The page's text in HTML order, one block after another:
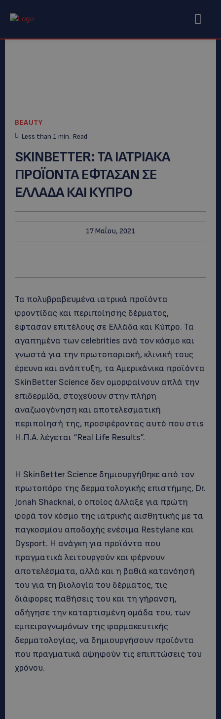
BEAUTY
Less than 1 min. Read
SKINBETTER: ΤΑ ΙΑΤΡΙΑΚΑ
ΠΡΟΪΟΝΤΑ ΕΦΤΑΣΑΝ ΣΕ
ΕΛΛΑΔΑ ΚΑΙ ΚΥΠΡΟ
17 Μαΐου, 2021
Τα πολυβραβευμένα ιατρικά προϊόντα
φροντίδας και περιποίησης δέρματος,
έφτασαν επιτέλους σε Ελλάδα και Κύπρο. Τα
αγαπημένα των celebrities ανά τον κόσμο και
γνωστά για την πρωτοποριακή, κλινική τους
έρευνα και ανάπτυξη, τα Αμερικάνικα προϊόντα
SkinBetter Science δεν ομορφαίνουν απλά την
επιδερμίδα, στοχεύουν στην πλήρη
αναζωογόνηση και αποτελεσματική
περιποίησή της, προσφέροντας αυτό που στιs
Η.Π.Α. λέγεται “Real Life Results”.
Η SkinBetter Science δημιουργήθηκε από τον
πρωτοπόρο της δερματολογικής επιστήμης, Dr.
Jonah Shacknai, ο οποίος άλλαξε για πρώτη
φορά τον κόσμο της ιατρικής αισθητικής με τα
παγκοσμίου αποδοχής ενέσιμα Restylane και
Dysport. Η ανάγκη για προϊόντα που
πραγματικά λειτουργούν και φέρνουν
αποτελέσματα, αλλά και η βαθιά κατανόησή
του για τη βιολογία του δέρματος, τις
διάφορες παθήσεις του και τη γήρανση,
οδήγησε την καταρτισμένη ομάδα του, των
εμπειρογνωμόνων της φαρμακευτικής
δερματολογίας, να δημιουργήσουν προϊόντα
που πραγματικά αψηφούν τις επιπτώσεις του
χρόνου.